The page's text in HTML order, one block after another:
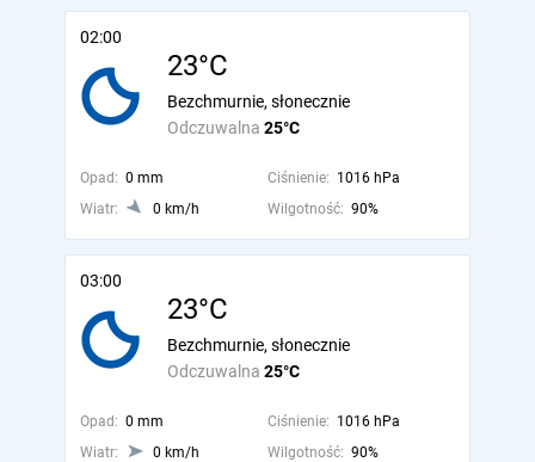
02:00
23°C
Odczuwalna 25°C
Bezchmurnie, słonecznie
Opad: 0 mm Ciśnienie: 1016 hPa
Wiatr:
0 km/h Wilgotność: 90%
03:00
23°C
Odczuwalna 25°C
Bezchmurnie, słonecznie
Opad: 0 mm Ciśnienie: 1016 hPa
Wiatr:
0 km/h Wilgotność: 90%